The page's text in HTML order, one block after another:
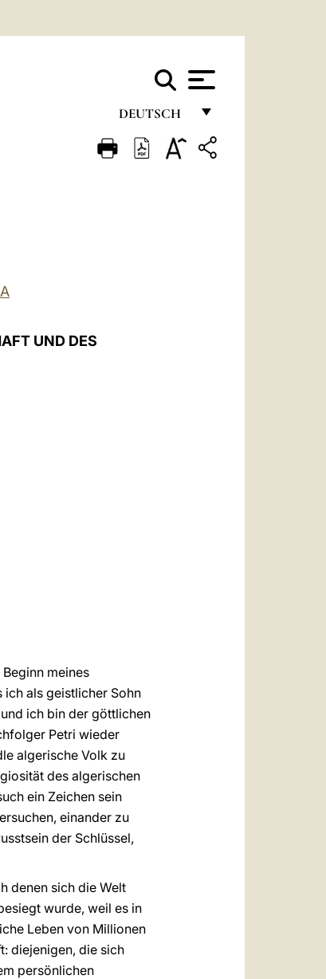
DEUTSCH
FRANÇAIS
UND DES
meines
ich als geistlicher Sohn
ich bin der göttlichen
Petri wieder
algerische Volk zu
des algerischen
ein Zeichen sein
einander zu
der Schlüssel,
denen sich die Welt
wurde, weil es in
Leben von Millionen
diejenigen, die sich
persönlichen